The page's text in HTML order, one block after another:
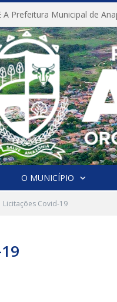
O MUNICÍPIO
Licitações Covid-19